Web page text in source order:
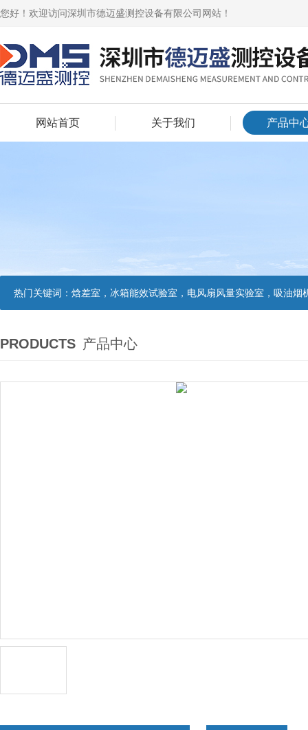
您好！欢迎访问深圳市德迈盛测控设备有限公司网站！
网站首页 关于我们 产品中
热门关键词： 焓差室，冰箱能效试验室，电风扇风量实验室，吸油烟机油脂分离度试验装置，吸油烟机空气性能试验装置，吸油烟机气味
PRODUCTS 产品中心